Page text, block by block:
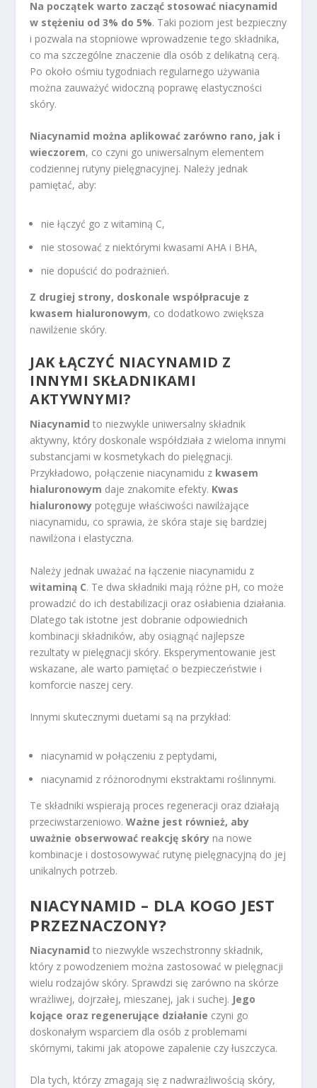
Na początek warto zacząć stosować niacynamid
w stężeniu od 3% do 5%. Taki poziom jest bezpieczny
i pozwala na stopniowe wprowadzenie tego składnika,
co ma szczególne znaczenie dla osób z delikatną cerą.
Po około ośmiu tygodniach regularnego używania
można zauważyć widoczną poprawę elastyczności
skóry.
Niacynamid można aplikować zarówno rano, jak i
wieczorem, co czyni go uniwersalnym elementem
codziennej rutyny pielęgnacyjnej. Należy jednak
pamiętać, aby:
nie łączyć go z witaminą C,
nie stosować z niektórymi kwasami AHA i BHA,
nie dopuścić do podrażnień.
Z drugiej strony, doskonale współpracuje z
kwasem hialuronowym, co dodatkowo zwiększa
nawilżenie skóry.
JAK ŁĄCZYĆ NIACYNAMID Z
INNYMI SKŁADNIKAMI
AKTYWNYMI?
Niacynamid to niezwykle uniwersalny składnik
aktywny, który doskonale współdziała z wieloma innymi
substancjami w kosmetykach do pielęgnacji.
Przykładowo, połączenie niacynamidu z kwasem
hialuronowym daje znakomite efekty. Kwas
hialuronowy potęguje właściwości nawilżające
niacynamidu, co sprawia, że skóra staje się bardziej
nawilżona i elastyczna.
Należy jednak uważać na łączenie niacynamidu z
witaminą C. Te dwa składniki mają różne pH, co może
prowadzić do ich destabilizacji oraz osłabienia działania.
Dlatego tak istotne jest dobranie odpowiednich
kombinacji składników, aby osiągnąć najlepsze
rezultaty w pielęgnacji skóry. Eksperymentowanie jest
wskazane, ale warto pamiętać o bezpieczeństwie i
komforcie naszej cery.
Innymi skutecznymi duetami są na przykład:
niacynamid w połączeniu z peptydami,
niacynamid z różnorodnymi ekstraktami roślinnymi.
Te składniki wspierają proces regeneracji oraz działają
przeciwstarzeniowo.Ważne jest również, aby
uważnie obserwować reakcję skóry na nowe
kombinacje i dostosowywać rutynę pielęgnacyjną do jej
unikalnych potrzeb.
NIACYNAMID – DLA KOGO JEST
PRZEZNACZONY?
Niacynamid to niezwykle wszechstronny składnik,
który z powodzeniem można zastosować w pielęgnacji
wielu rodzajów skóry. Sprawdzi się zarówno na skórze
wrażliwej, dojrzałej, mieszanej, jak i suchej. Jego
kojące oraz regenerujące działanie czyni go
doskonałym wsparciem dla osób z problemami
skórnymi, takimi jak atopowe zapalenie czy łuszczyca.
Dla tych, którzy zmagają się z nadwrażliwością skóry,